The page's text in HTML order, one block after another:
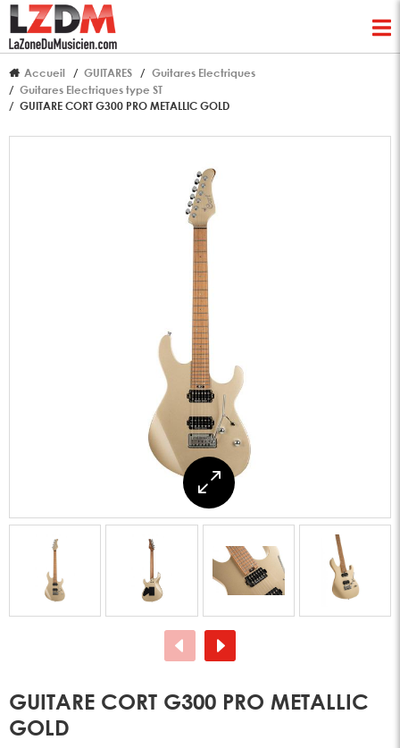
Accueil GUITARES
Guitares Electriques
Guitares Electriques type ST
GUITARE CORT G300 PRO METALLIC GOLD
GUITARE CORT G300 PRO METALLIC
GOLD